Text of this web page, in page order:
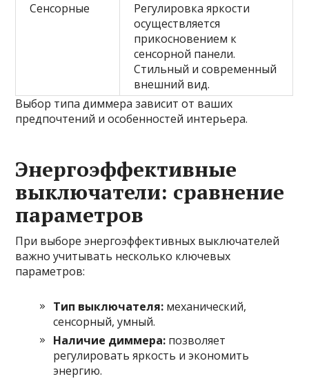
Сенсорные
Регулировка яркости
осуществляется
прикосновением к
сенсорной панели.
Стильный и современный
внешний вид.
Выбор типа диммера зависит от ваших
предпочтений и особенностей интерьера.
Энергоэффективные
выключатели: сравнение
параметров
При выборе энергоэффективных выключателей
важно учитывать несколько ключевых
параметров:
Тип выключателя: механический,
сенсорный, умный.
Наличие диммера: позволяет
регулировать яркость и экономить
энергию.